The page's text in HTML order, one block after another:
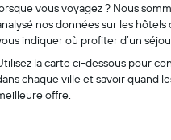
vous voyagez ? Nous
nos données sur les
indiquer où profiter d’un
la carte ci-dessous pour
chaque ville et savoir quand
offre.